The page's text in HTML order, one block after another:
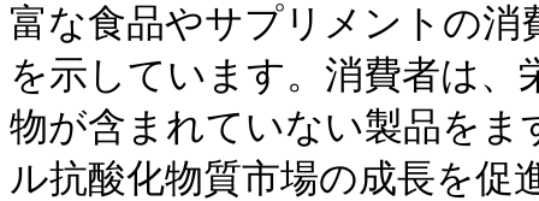
富な食品やサプリメントの
を示しています。消費者は
物が含まれていない製品を
ル抗酸化物質市場の成長を促